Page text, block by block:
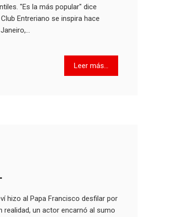
"Es la más popular" dice
Entreriano se inspira hace
Leer más...
hizo al Papa Francisco desfilar por
realidad, un actor encarnó al sumo